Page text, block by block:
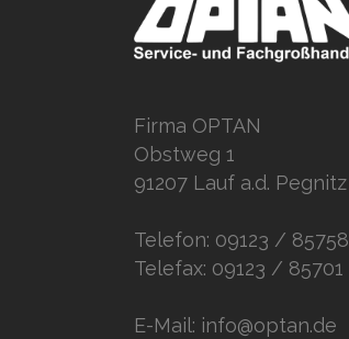
Firma OPTAN
Obstweg 1
91207 Lauf a.d. Pegnitz
Telefon: 09123 / 85758
Telefax: 09123 / 85701
E-Mail: info@optan.de